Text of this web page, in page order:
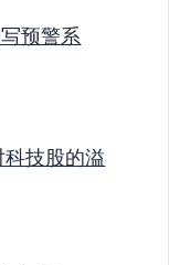
预警系
技股的溢